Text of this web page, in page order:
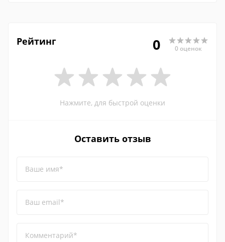
Рейтинг 0 0 оценок
Нажмите, для быстрой оценки
Оставить отзыв
Ваше имя*
Ваш email*
Комментарий*